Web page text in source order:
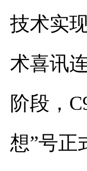
技术实
术喜讯
阶段，
想”号正